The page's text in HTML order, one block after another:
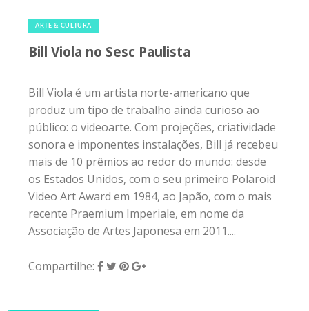
ARTE & CULTURA
Bill Viola no Sesc Paulista
Bill Viola é um artista norte-americano que
produz um tipo de trabalho ainda curioso ao
público: o videoarte. Com projeções, criatividade
sonora e imponentes instalações, Bill já recebeu
mais de 10 prêmios ao redor do mundo: desde
os Estados Unidos, com o seu primeiro Polaroid
Video Art Award em 1984, ao Japão, com o mais
recente Praemium Imperiale, em nome da
Associação de Artes Japonesa em 2011....
Compartilhe: